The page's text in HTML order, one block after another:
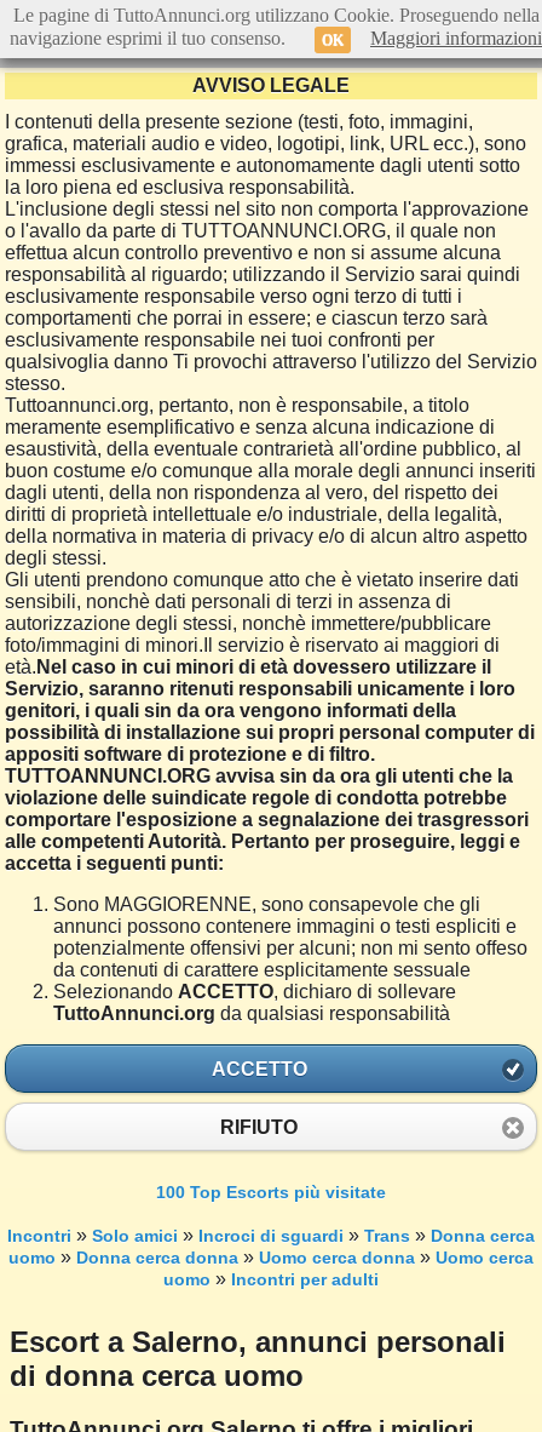
AVVISO LEGALE
I contenuti della presente sezione (testi, foto, immagini,
grafica, materiali audio e video, logotipi, link, URL ecc.), sono
immessi esclusivamente e autonomamente dagli utenti sotto
la loro piena ed esclusiva responsabilità.
L'inclusione degli stessi nel sito non comporta l'approvazione
o l'avallo da parte di TUTTOANNUNCI.ORG, il quale non
effettua alcun controllo preventivo e non si assume alcuna
responsabilità al riguardo; utilizzando il Servizio sarai quindi
esclusivamente responsabile verso ogni terzo di tutti i
comportamenti che porrai in essere; e ciascun terzo sarà
esclusivamente responsabile nei tuoi confronti per
qualsivoglia danno Ti provochi attraverso l'utilizzo del Servizio
stesso.
Tuttoannunci.org, pertanto, non è responsabile, a titolo
meramente esemplificativo e senza alcuna indicazione di
esaustività, della eventuale contrarietà all'ordine pubblico, al
buon costume e/o comunque alla morale degli annunci inseriti
dagli utenti, della non rispondenza al vero, del rispetto dei
diritti di proprietà intellettuale e/o industriale, della legalità,
della normativa in materia di privacy e/o di alcun altro aspetto
degli stessi.
Gli utenti prendono comunque atto che è vietato inserire dati
sensibili, nonchè dati personali di terzi in assenza di
autorizzazione degli stessi, nonchè immettere/pubblicare
foto/immagini di minori.Il servizio è riservato ai maggiori di
età. Nel caso in cui minori di età dovessero utilizzare il
Servizio, saranno ritenuti responsabili unicamente i loro
genitori, i quali sin da ora vengono informati della
possibilità di installazione sui propri personal computer di
appositi software di protezione e di filtro.
TUTTOANNUNCI.ORG avvisa sin da ora gli utenti che la
violazione delle suindicate regole di condotta potrebbe
comportare l'esposizione a segnalazione dei trasgressori
alle competenti Autorità. Pertanto per proseguire, leggi e
accetta i seguenti punti:
Sono MAGGIORENNE, sono consapevole che gli
annunci possono contenere immagini o testi espliciti e
potenzialmente offensivi per alcuni; non mi sento offeso
da contenuti di carattere esplicitamente sessuale
Selezionando ACCETTO, dichiaro di sollevare
TuttoAnnunci.org da qualsiasi responsabilità
ACCETTO
RIFIUTO
100 Top Escorts più visitate
Incontri » Solo amici » Incroci di sguardi » Trans » Donna cerca
uomo » Donna cerca donna » Uomo cerca donna » Uomo cerca
uomo » Incontri per adulti
Escort a Salerno, annunci personali
di donna cerca uomo
Le pagine di TuttoAnnunci.org utilizzano Cookie. Proseguendo nella
navigazione esprimi il tuo consenso.
OK Maggiori informazioni